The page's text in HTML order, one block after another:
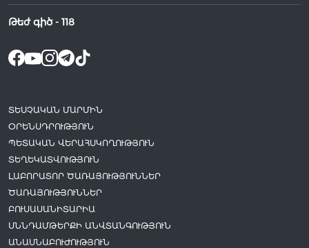
Թեժ գիծ - 118
ՏԵՍՉԱԿԱՆ ՄԱՐՄԻՆ
ՕՐԵՆՍԴՐՈՒԹՅՈՒՆ
ՊԵՏԱԿԱՆ ՎԵՐԱՀՍԿՈՂՈՒԹՅՈՒՆ
ՏԵՂԵԿԱՏՎՈՒԹՅՈՒՆ
ԼԱԲՈՐԱՏՈՐ ԾԱՌԱՅՈՒԹՅՈՒՆՆԵՐ
ԾԱՌԱՅՈՒԹՅՈՒՆՆԵՐ
ԲՈՒՍԱՍԱՆԻՏԱՐԻԱ
ՍՆՆԴԱՄԹԵՐՔԻ ԱՆՎՏԱՆԳՈՒԹՅՈՒՆ
ԱՆԱՍՆԱԲՈՒԺՈՒԹՅՈՒՆ